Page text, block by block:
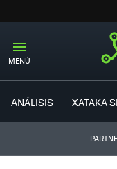
MENÚ
ANÁLISIS XATAKA